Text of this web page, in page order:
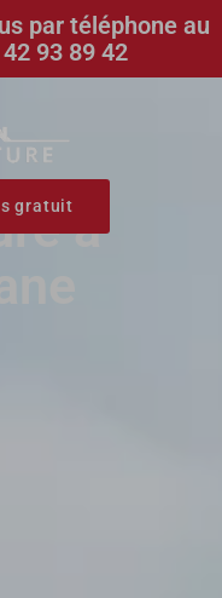
par téléphone au
93 89 42
gratuità